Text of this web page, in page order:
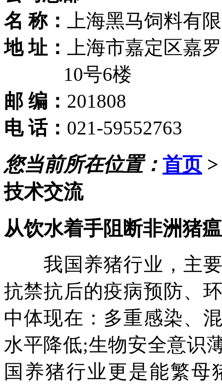
名 称：
上海黑马饲料有
地 址：
上海市嘉定区嘉
10号6楼
邮 编： 201808
电 话： 021-59552763
您当前所在位置： 首页
技术交流
从饮水着手阻断非洲猪
我国养猪行业，主
抗禁抗后的疫病预防、
中体现在：多重感染、
水平降低;生物安全意识
国养猪行业更是能繁母